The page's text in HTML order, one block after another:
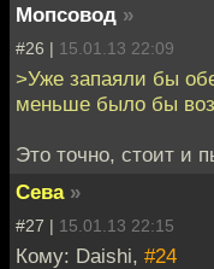
Мопсовод »
#26 | 15.01.13 22:09
>Уже запаяли бы
меньше было бы
Это точно, стоит и
Сева »
#27 | 15.01.13 22:15
Кому: Daishi, #24